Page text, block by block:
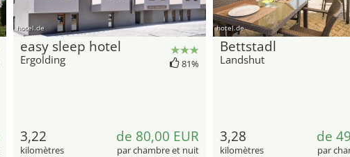
hotel.de
easy sleep hotel
Ergolding 81%
3,22
kilomètres
de 80,00 EUR
par chambre et nuit
hotel.de
Bettstadl
Landshut
3,28
kilomètres
de
par